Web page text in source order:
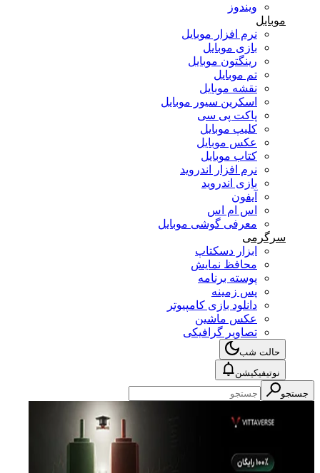
ویندوز
موبایل
نرم افزار موبایل
بازی موبایل
رینگتون موبایل
تم موبایل
نقشه موبایل
اسکرین سیور موبایل
پاکت پی سی
کلیپ موبایل
عکس موبایل
کتاب موبایل
نرم افزار اندروید
بازی اندروید
آیفون
اس ام اس
معرفی گوشی موبایل
سرگرمی
ابزار دسکتاپ
محافظ نمایش
پوسته برنامه
پس زمینه
دانلود بازی کامپیوتر
عکس ماشین
تصاویر گرافیکی
حالت شب
نوتیفیکیشن
جستجو